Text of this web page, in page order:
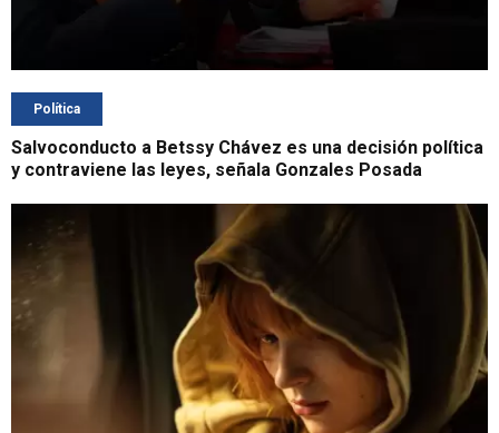
Política
Salvoconducto a Betssy Chávez es una decisión política
y contraviene las leyes, señala Gonzales Posada